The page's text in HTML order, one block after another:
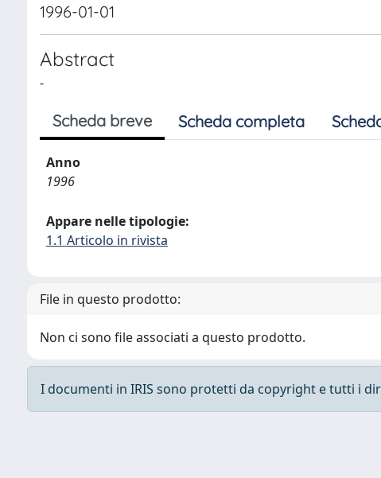
1996-01-01
Abstract
-
Scheda breve Scheda completa
Anno
1996
Appare nelle tipologie:
1.1 Articolo in rivista
File in questo prodotto:
Non ci sono file associati a questo prodotto.
I documenti in IRIS sono protetti da copyright e tutti i